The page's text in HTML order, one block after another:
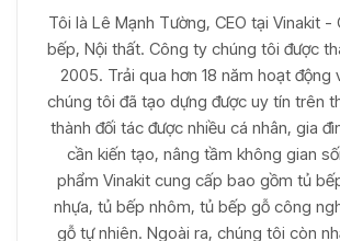
Tôi là Lê Mạnh Tường, CEO tại Vinakit -
bếp, Nội thất. Công ty chúng tôi được
2005. Trải qua hơn 18 năm hoạt động
chúng tôi đã tạo dựng được uy tín trên
thành đối tác được nhiều cá nhân, gia
cần kiến tạo, nâng tầm không gian
phẩm Vinakit cung cấp bao gồm tủ
nhựa, tủ bếp nhôm, tủ bếp gỗ công
gỗ tự nhiên. Ngoài ra, chúng tôi còn